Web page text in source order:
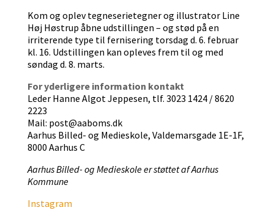
Kom og oplev tegneserietegner og illustrator Line
Høj Høstrup åbne udstillingen – og stød på en
irriterende type til fernisering torsdag d. 6. februar
kl. 16. Udstillingen kan opleves frem til og med
søndag d. 8. marts.
For yderligere information kontakt
Leder Hanne Algot Jeppesen, tlf. 3023 1424 / 8620
2223
Mail: post@aaboms.dk
Aarhus Billed- og Medieskole, Valdemarsgade 1E-1F,
8000 Aarhus C
Aarhus Billed- og Medieskole er støttet af Aarhus
Kommune
Instagram